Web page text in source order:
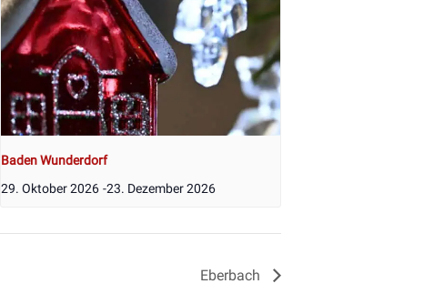
Baden Wunderdorf
29. Oktober 2026 -23. Dezember 2026
Eberbach